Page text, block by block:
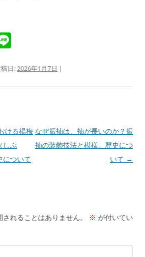
e
日:2026年1月7日 |
ける楊梅
しぶ
について
なぜ振袖は、袖が長いのか？振
袖の装飾技法と模様、歴史につ
いて →
れることはありません。 ※ が付いてい